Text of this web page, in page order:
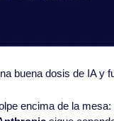
buena dosis de IA y
encima de la mesa: